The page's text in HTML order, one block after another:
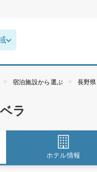
宿泊施設から選ぶ 長野県
ラ
ホテル情報